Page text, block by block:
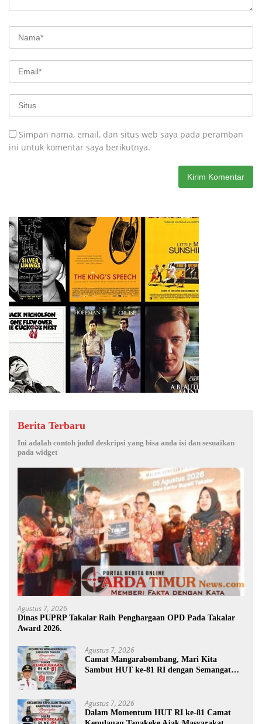
Simpan nama, email, dan situs web saya pada peramban
ini untuk komentar saya berikutnya.
Berita Terbaru
Ini adalah contoh judul deskripsi yang bisa anda isi dan sesuaikan
pada widget
Agustus 7, 2026
Dinas PUPRP Takalar Raih Penghargaan OPD Pada Takalar
Award 2026.
Agustus 7, 2026
Camat Mangarabombang, Mari Kita
Sambut HUT ke-81 RI dengan Semangat
Agustus 7, 2026
Dalam Momentum HUT RI ke-81 Camat